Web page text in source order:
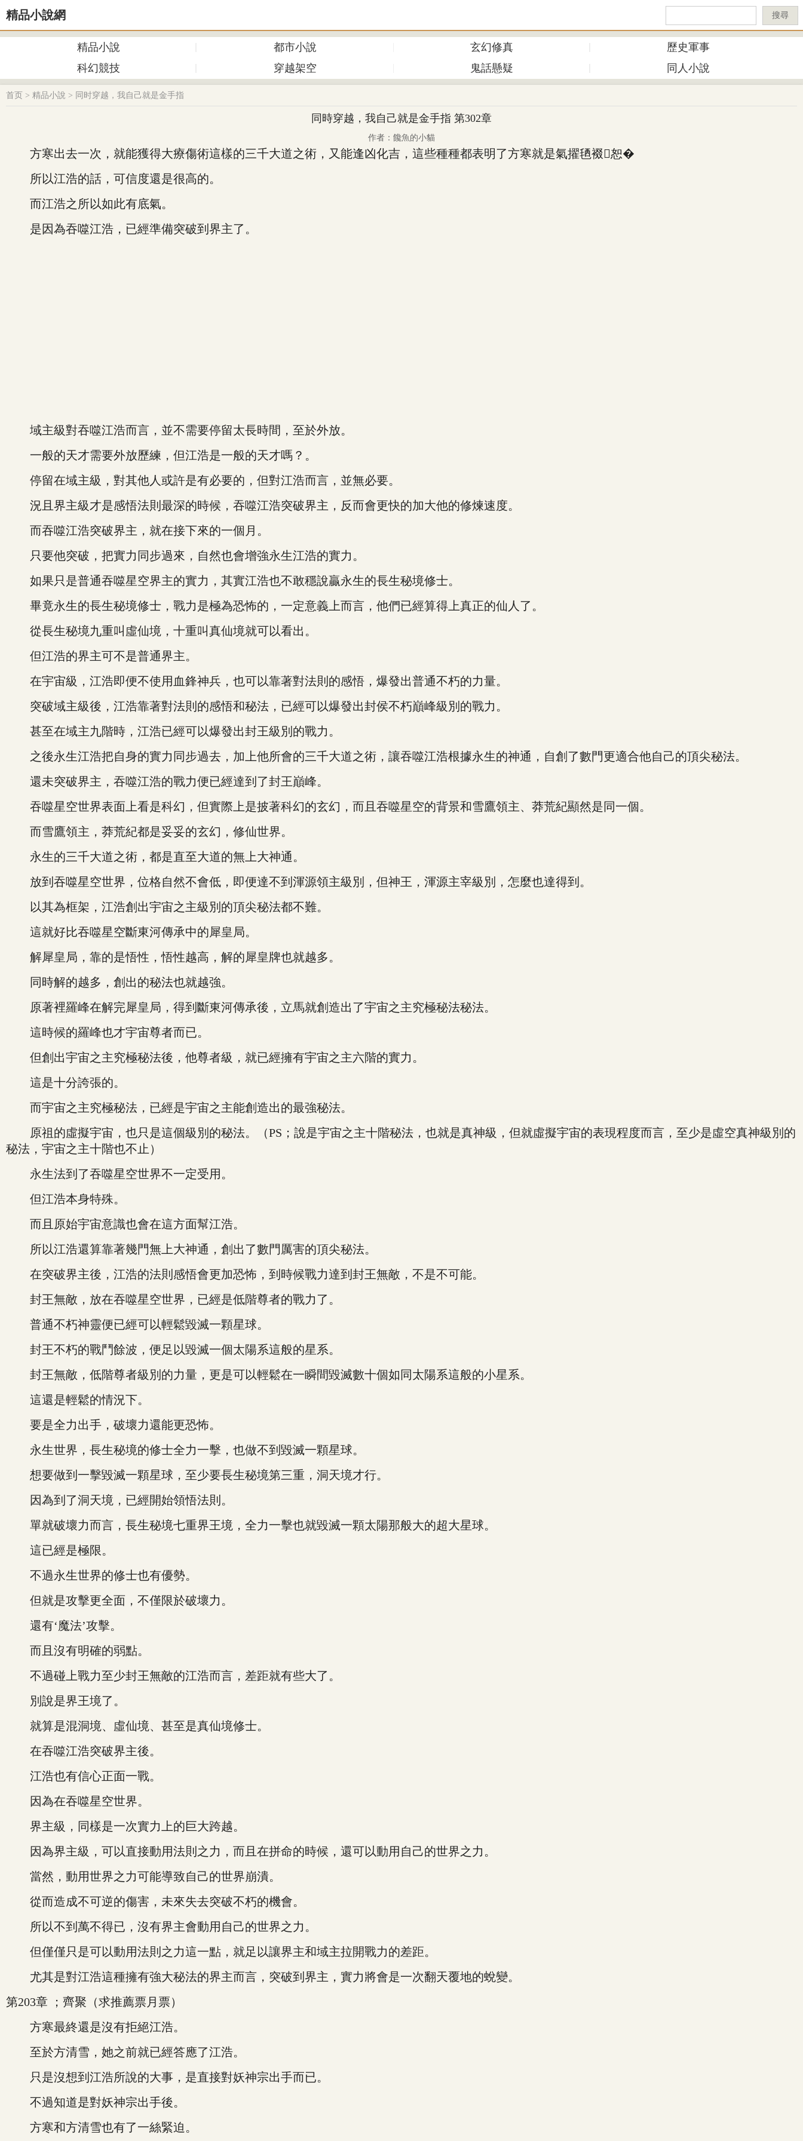
精品小說網 搜尋
精品小說 都市小說 玄幻修真
歷史軍事
科幻競技
穿越架空 鬼話懸疑 同人小說
首页 > 精品小說 > 同时穿越，我自己就是金手指
同時穿越，我自己就是金手指 第302章
作者：饞魚的小貓
方寒出去一次，就能獲得大療傷術這樣的三千大道之術，又能逢凶化吉，這些種種都表明了方寒就是氣擢毢裰恕�
所以江浩的話，可信度還是很高的。
而江浩之所以如此有底氣。
是因為吞噬江浩，已經準備突破到界主了。
域主級對吞噬江浩而言，並不需要停留太長時間，至於外放。
一般的天才需要外放歷練，但江浩是一般的天才嗎？。
停留在域主級，對其他人或許是有必要的，但對江浩而言，並無必要。
況且界主級才是感悟法則最深的時候，吞噬江浩突破界主，反而會更快的加大他的修煉速度。
而吞噬江浩突破界主，就在接下來的一個月。
只要他突破，把實力同步過來，自然也會增強永生江浩的實力。
如果只是普通吞噬星空界主的實力，其實江浩也不敢穩說贏永生的長生秘境修士。
畢竟永生的長生秘境修士，戰力是極為恐怖的，一定意義上而言，他們已經算得上真正的仙人了。
從長生秘境九重叫虛仙境，十重叫真仙境就可以看出。
但江浩的界主可不是普通界主。
在宇宙級，江浩即便不使用血鋒神兵，也可以靠著對法則的感悟，爆發出普通不朽的力量。
突破域主級後，江浩靠著對法則的感悟和秘法，已經可以爆發出封侯不朽巔峰級別的戰力。
甚至在域主九階時，江浩已經可以爆發出封王級別的戰力。
之後永生江浩把自身的實力同步過去，加上他所會的三千大道之術，讓吞噬江浩根據永生的神通，自創了數門更適合他自己的頂尖秘法。
還未突破界主，吞噬江浩的戰力便已經達到了封王巔峰。
吞噬星空世界表面上看是科幻，但實際上是披著科幻的玄幻，而且吞噬星空的背景和雪鷹領主、莽荒紀顯然是同一個。
而雪鷹領主，莽荒紀都是妥妥的玄幻，修仙世界。
永生的三千大道之術，都是直至大道的無上大神通。
放到吞噬星空世界，位格自然不會低，即便達不到渾源領主級別，但神王，渾源主宰級別，怎麼也達得到。
以其為框架，江浩創出宇宙之主級別的頂尖秘法都不難。
這就好比吞噬星空斷東河傳承中的犀皇局。
解犀皇局，靠的是悟性，悟性越高，解的犀皇牌也就越多。
同時解的越多，創出的秘法也就越強。
原著裡羅峰在解完犀皇局，得到斷東河傳承後，立馬就創造出了宇宙之主究極秘法秘法。
這時候的羅峰也才宇宙尊者而已。
但創出宇宙之主究極秘法後，他尊者級，就已經擁有宇宙之主六階的實力。
這是十分誇張的。
而宇宙之主究極秘法，已經是宇宙之主能創造出的最強秘法。
原祖的虛擬宇宙，也只是這個級別的秘法。（PS；說是宇宙之主十階秘法，也就是真神級，但就虛擬宇宙的表現程度而言，至少是虛空真神級別的
秘法，宇宙之主十階也不止）
永生法到了吞噬星空世界不一定受用。
但江浩本身特殊。
而且原始宇宙意識也會在這方面幫江浩。
所以江浩還算靠著幾門無上大神通，創出了數門厲害的頂尖秘法。
在突破界主後，江浩的法則感悟會更加恐怖，到時候戰力達到封王無敵，不是不可能。
封王無敵，放在吞噬星空世界，已經是低階尊者的戰力了。
普通不朽神靈便已經可以輕鬆毀滅一顆星球。
封王不朽的戰鬥餘波，便足以毀滅一個太陽系這般的星系。
封王無敵，低階尊者級別的力量，更是可以輕鬆在一瞬間毀滅數十個如同太陽系這般的小星系。
這還是輕鬆的情況下。
要是全力出手，破壞力還能更恐怖。
永生世界，長生秘境的修士全力一擊，也做不到毀滅一顆星球。
想要做到一擊毀滅一顆星球，至少要長生秘境第三重，洞天境才行。
因為到了洞天境，已經開始領悟法則。
單就破壞力而言，長生秘境七重界王境，全力一擊也就毀滅一顆太陽那般大的超大星球。
這已經是極限。
不過永生世界的修士也有優勢。
但就是攻擊更全面，不僅限於破壞力。
還有‘魔法’攻擊。
而且沒有明確的弱點。
不過碰上戰力至少封王無敵的江浩而言，差距就有些大了。
別說是界王境了。
就算是混洞境、虛仙境、甚至是真仙境修士。
在吞噬江浩突破界主後。
江浩也有信心正面一戰。
因為在吞噬星空世界。
界主級，同樣是一次實力上的巨大跨越。
因為界主級，可以直接動用法則之力，而且在拼命的時候，還可以動用自己的世界之力。
當然，動用世界之力可能導致自己的世界崩潰。
從而造成不可逆的傷害，未來失去突破不朽的機會。
所以不到萬不得已，沒有界主會動用自己的世界之力。
但僅僅只是可以動用法則之力這一點，就足以讓界主和域主拉開戰力的差距。
尤其是對江浩這種擁有強大秘法的界主而言，突破到界主，實力將會是一次翻天覆地的蛻變。
第203章 ；齊聚（求推薦票月票）
方寒最終還是沒有拒絕江浩。
至於方清雪，她之前就已經答應了江浩。
只是沒想到江浩所說的大事，是直接對妖神宗出手而已。
不過知道是對妖神宗出手後。
方寒和方清雪也有了一絲緊迫。